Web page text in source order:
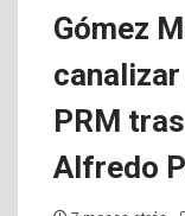
Gómez
PRM
Alfredo